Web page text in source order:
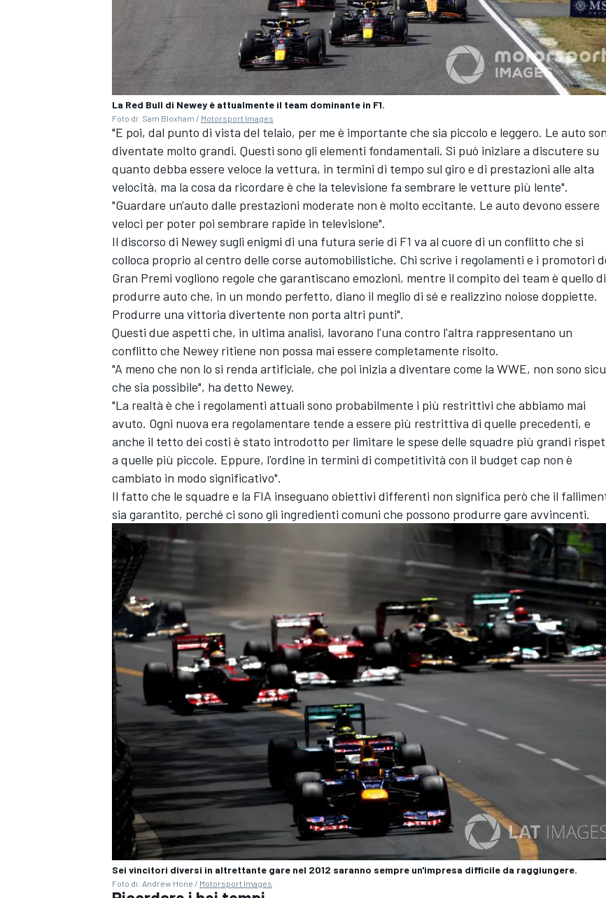
MONOMARCA
RALLY
La Red Bull di Newey è attualmente il team dominante in F1.
Foto di: Sam Bloxham / Motorsport Images
"E poi, dal punto di vista del telaio, per me è importante che sia piccolo e leggero. Le auto
diventate molto grandi. Questi sono gli elementi fondamentali. Si può iniziare a discutere su
quanto debba essere veloce la vettura, in termini di tempo sul giro e di prestazioni alle alta
velocità, ma la cosa da ricordare è che la televisione fa sembrare le vetture più lente".
"Guardare un'auto dalle prestazioni moderate non è molto eccitante. Le auto devono essere
veloci per poter poi sembrare rapide in televisione".
Il discorso di Newey sugli enigmi di una futura serie di F1 va al cuore di un conflitto che si
colloca proprio al centro delle corse automobilistiche. Chi scrive i regolamenti e i promotori
Gran Premi vogliono regole che garantiscano emozioni, mentre il compito dei team è quello di
produrre auto che, in un mondo perfetto, diano il meglio di sé e realizzino noiose doppiette.
Produrre una vittoria divertente non porta altri punti".
Questi due aspetti che, in ultima analisi, lavorano l'una contro l'altra rappresentano un
conflitto che Newey ritiene non possa mai essere completamente risolto.
"A meno che non lo si renda artificiale, che poi inizia a diventare come la WWE, non sono
che sia possibile", ha detto Newey.
"La realtà è che i regolamenti attuali sono probabilmente i più restrittivi che abbiamo mai
avuto. Ogni nuova era regolamentare tende a essere più restrittiva di quelle precedenti, e
anche il tetto dei costi è stato introdotto per limitare le spese delle squadre più grandi
a quelle più piccole. Eppure, l'ordine in termini di competitività con il budget cap non è
cambiato in modo significativo".
Il fatto che le squadre e la FIA inseguano obiettivi differenti non significa però che il
sia garantito, perché ci sono gli ingredienti comuni che possono produrre gare avvincenti.
Sei vincitori diversi in altrettante gare nel 2012 saranno sempre un'impresa difficile da raggiungere.
Foto di: Andrew Hone / Motorsport Images